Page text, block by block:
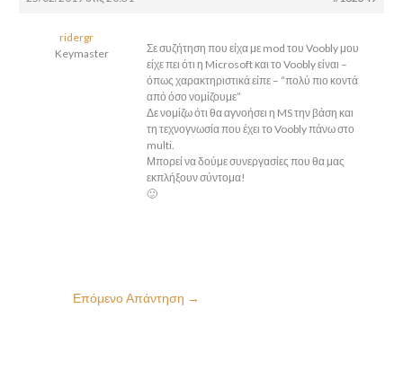
ridergr
Keymaster
Σε συζήτηση που είχα με mod του Voobly μου
είχε πει ότι η Microsoft και το Voobly είναι –
όπως χαρακτηριστικά είπε – “πολύ πιο κοντά
από όσο νομίζουμε”
Δε νομίζω ότι θα αγνοήσει η MS την βάση και
τη τεχνογνωσία που έχει το Voobly πάνω στο
multi.
Μπορεί να δούμε συνεργασίες που θα μας
εκπλήξουν σύντομα!
🙂
Επόμενο Απάντηση →